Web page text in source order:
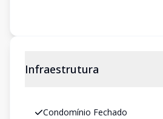
Infraestrutura
Condomínio Fechado